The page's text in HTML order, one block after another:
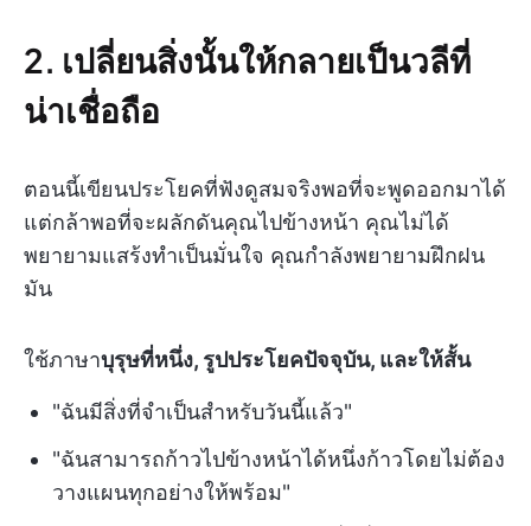
2. เปลี่ยนสิ่งนั้นให้กลายเป็นวลีที่
น่าเชื่อถือ
ตอนนี้เขียนประโยคที่ฟังดูสมจริงพอที่จะพูดออกมาได้
แต่กล้าพอที่จะผลักดันคุณไปข้างหน้า คุณไม่ได้
พยายามแสร้งทำเป็นมั่นใจ คุณกำลังพยายามฝึกฝน
มัน
ใช้ภาษาบุรุษที่หนึ่ง, รูปประโยคปัจจุบัน, และให้สั้น
"ฉันมีสิ่งที่จำเป็นสำหรับวันนี้แล้ว"
"ฉันสามารถก้าวไปข้างหน้าได้หนึ่งก้าวโดยไม่ต้อง
วางแผนทุกอย่างให้พร้อม"